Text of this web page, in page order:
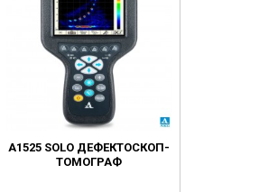
А1525 SOLO ДЕФЕКТОСКОП-
ТОМОГРАФ